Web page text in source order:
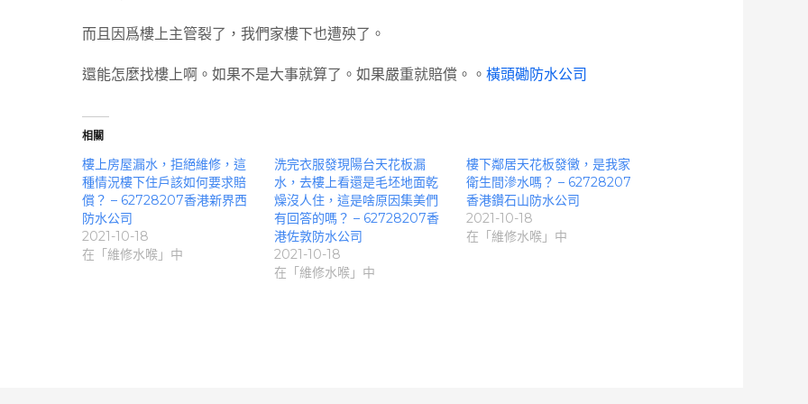
而且因爲樓上主管裂了，我們家樓下也遭殃了。
還能怎麼找樓上啊。如果不是大事就算了。如果嚴重就賠償。。 橫頭磡防水公司
相關
樓上房屋漏水，拒絕維修，這
種情況樓下住戶該如何要求賠
償？ – 62728207香港新界西
防水公司
2021-10-18
在「維修水喉」中
洗完衣服發現陽台天花板漏
水，去樓上看還是毛坯地面乾
燥沒人住，這是啥原因集美們
有回答的嗎？ – 62728207香
港佐敦防水公司
2021-10-18
在「維修水喉」中
樓下鄰居天花板發黴，是我家
衛生間滲水嗎？ – 62728207
香港鑽石山防水公司
2021-10-18
在「維修水喉」中